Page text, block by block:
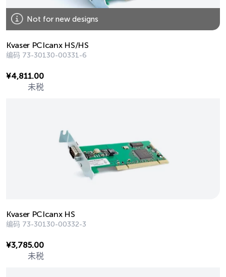
Not for new designs
Kvaser PCIcanx HS/HS
编码 73-30130-00331-6
¥4,811.00
未税
Kvaser PCIcanx HS
编码 73-30130-00332-3
¥3,785.00
未税